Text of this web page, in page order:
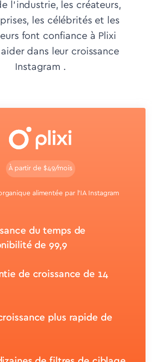
l'industrie, les créateurs,
les célébrités et les
font confiance à Plixi
dans leur croissance
Instagram .
À partir de $49/mois
alimentée par l'IA Instagram
du temps de
de 99,9
de croissance de 14
plus rapide de